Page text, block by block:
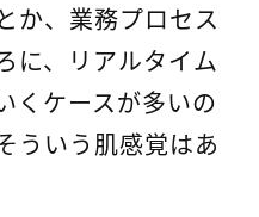
か、業務プロセス
に、リアルタイム
くケースが多いの
ういう肌感覚はあ